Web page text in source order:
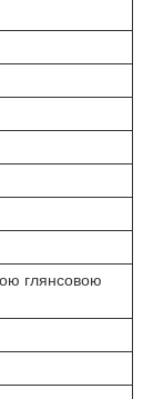
глянсовою